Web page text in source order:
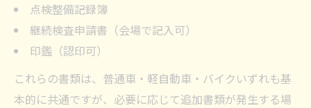
点検整備記録簿
継続検査申請書（会場で記入可）
印鑑（認印可）
これらの書類は、普通車・軽自動車・バイクいずれも基
本的に共通ですが、必要に応じて追加書類が発生する場